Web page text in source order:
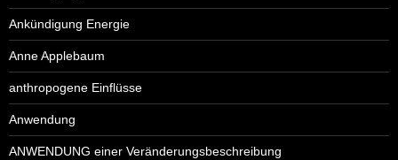
Ankündigung Energie
Anne Applebaum
anthropogene Einflüsse
Anwendung
ANWENDUNG einer Veränderungsbeschreibung